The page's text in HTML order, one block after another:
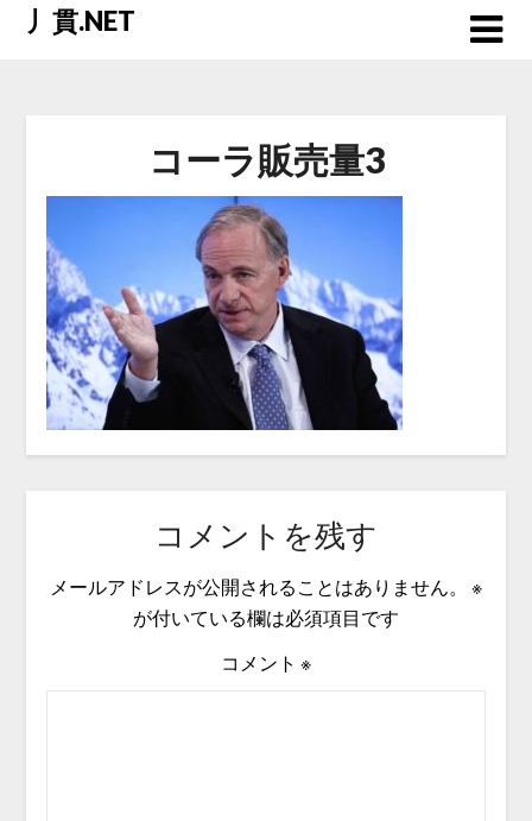
Skip丿貫.NET
コーラ販売量3
コメントを残す
メールアドレスが公開されることはありません。
※
が付いている欄は必須項目です
コメント ※